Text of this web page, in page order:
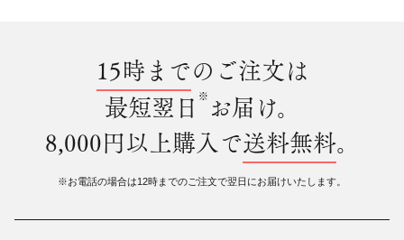
15時までのご注文は
最短翌日 ※ お届け。
8,000円以上購入で送料無料。
※お電話の場合は12時までのご注文で翌日にお届けいたします。